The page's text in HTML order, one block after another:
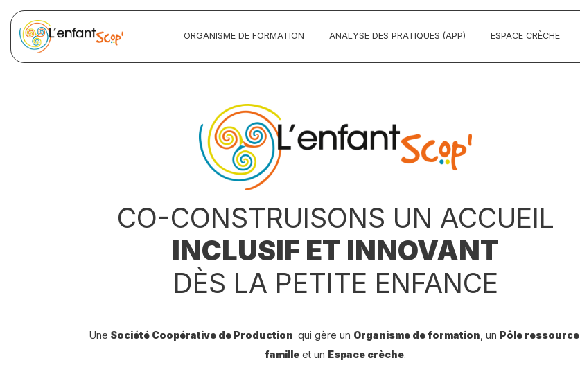
ORGANISME DE FORMATION ANALYSE DES PRATIQUES (APP) ESPACE CRÈCHE
CO-CONSTRUISONS UN ACCUEIL
INCLUSIF ET INNOVANT
DÈS LA PETITE ENFANCE
Une Société Coopérative de Production qui gère un Organisme de formation , un Pôle ressource
famille et un Espace crèche.